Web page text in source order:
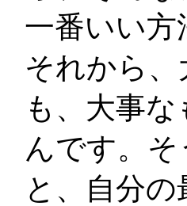
一番いい
それから
も、大事
んです。
と、自分